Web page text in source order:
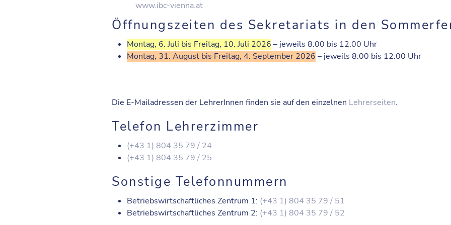
www.ibc-vienna.at
Öffnungszeiten des Sekretariats in den
Montag, 6. Juli bis Freitag, 10. Juli 2026 – jeweils 8:00 bis 12:00 Uhr
Montag, 31. August bis Freitag, 4. September 2026 – jeweils 8:00 bis 12:00 Uhr
Die E-Mailadressen der LehrerInnen finden sie auf den einzelnen Lehrerseiten.
Telefon Lehrerzimmer
(+43 1) 804 35 79 / 24
(+43 1) 804 35 79 / 25
Sonstige Telefonnummern
Betriebswirtschaftliches Zentrum 1: (+43 1) 804 35 79 / 51
Betriebswirtschaftliches Zentrum 2: (+43 1) 804 35 79 / 52